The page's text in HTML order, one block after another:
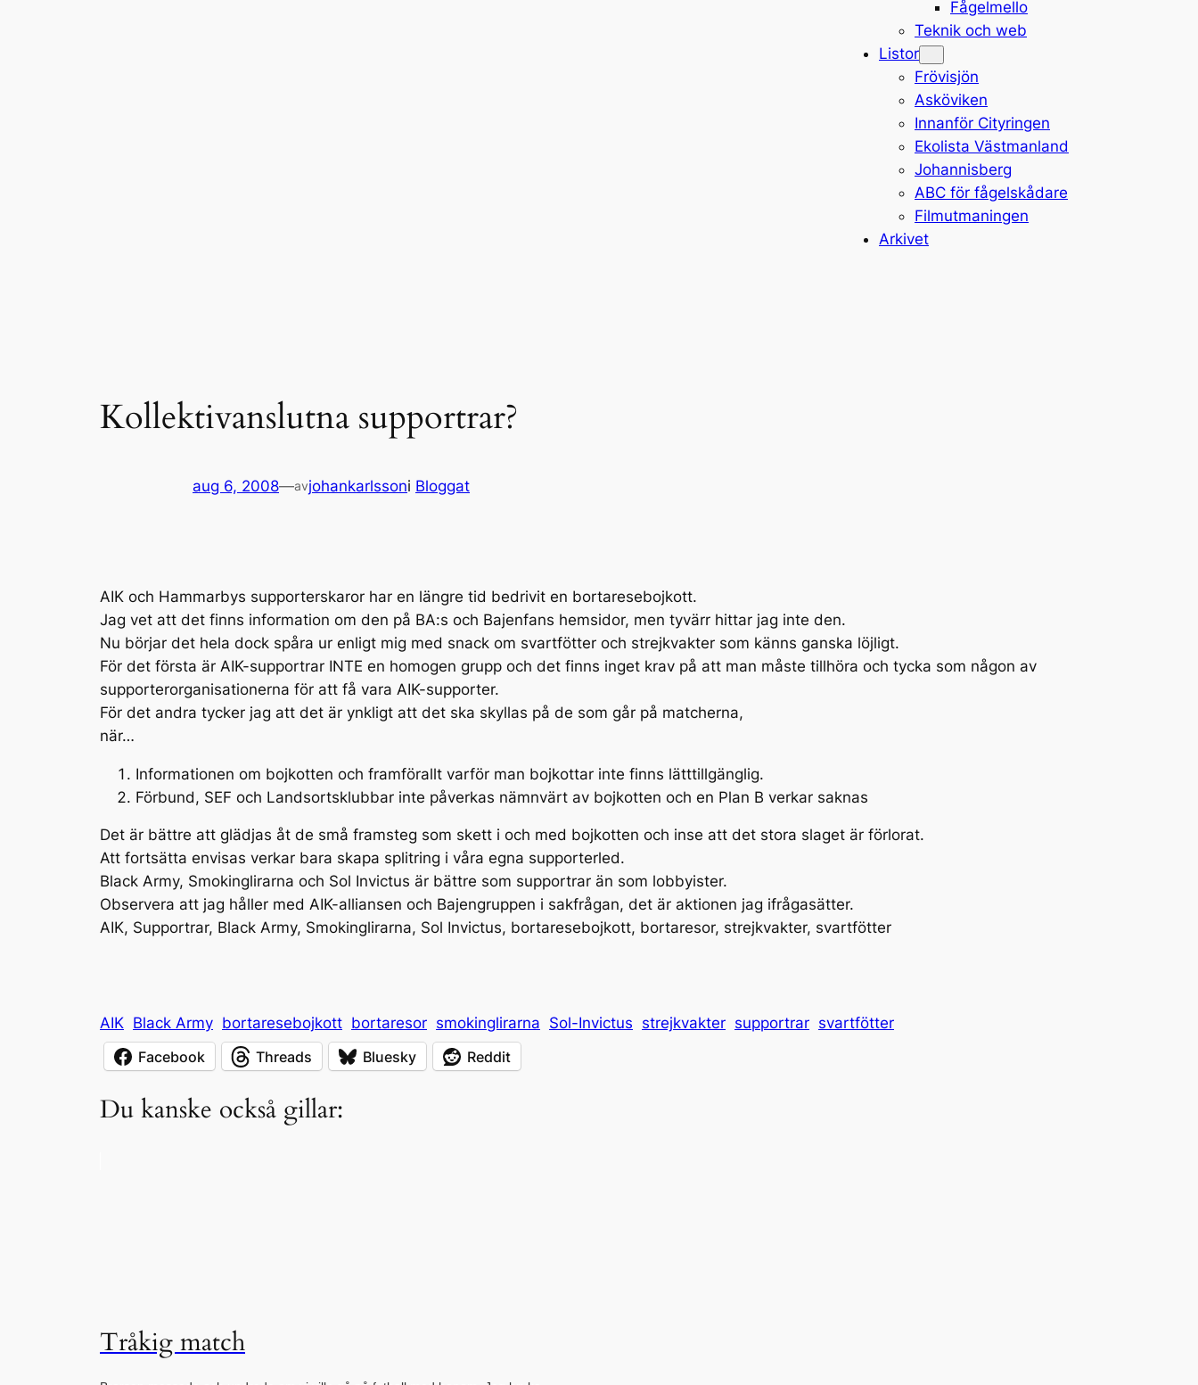
Fågelmello
Teknik och web
Listor
Frövisjön
Asköviken
Innanför Cityringen
Ekolista Västmanland
Johannisberg
ABC för fågelskådare
Filmutmaningen
Arkivet
Kollektivanslutna supportrar?
aug 6, 2008—avjohankarlssoni Bloggat
AIK och Hammarbys supporterskaror har en längre tid bedrivit en bortaresebojkott.
Jag vet att det finns information om den på BA:s och Bajenfans hemsidor, men tyvärr hittar jag inte den.
Nu börjar det hela dock spåra ur enligt mig med snack om svartfötter och strejkvakter som känns ganska löjligt.
För det första är AIK-supportrar INTE en homogen grupp och det finns inget krav på att man måste tillhöra och tycka som någon av
supporterorganisationerna för att få vara AIK-supporter.
För det andra tycker jag att det är ynkligt att det ska skyllas på de som går på matcherna,
när…
Informationen om bojkotten och framförallt varför man bojkottar inte finns lätttillgänglig.
Förbund, SEF och Landsortsklubbar inte påverkas nämnvärt av bojkotten och en Plan B verkar saknas
Det är bättre att glädjas åt de små framsteg som skett i och med bojkotten och inse att det stora slaget är förlorat.
Att fortsätta envisas verkar bara skapa splitring i våra egna supporterled.
Black Army, Smokinglirarna och Sol Invictus är bättre som supportrar än som lobbyister.
Observera att jag håller med AIK-alliansen och Bajengruppen i sakfrågan, det är aktionen jag ifrågasätter.
AIK, Supportrar, Black Army, Smokinglirarna, Sol Invictus, bortaresebojkott, bortaresor, strejkvakter, svartfötter
AIK Black Army bortaresebojkott bortaresor smokinglirarna Sol-Invictus strejkvakter supportrar svartfötter
Facebook
Threads Bluesky Reddit
Du kanske också gillar:
Tråkig match